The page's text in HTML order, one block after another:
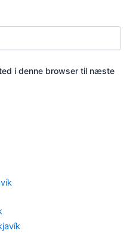
i denne browser til næste